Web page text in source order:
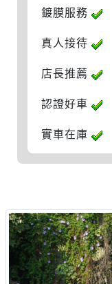
鍍膜服務
真人接待
店長推薦
認證好車
實車在庫